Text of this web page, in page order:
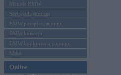
Mēneša BMW
Sērijveida tūnings
BMW pasaules jaunumi
BMW koncepti
BMW konkurentu jaunumi
Moto
Online